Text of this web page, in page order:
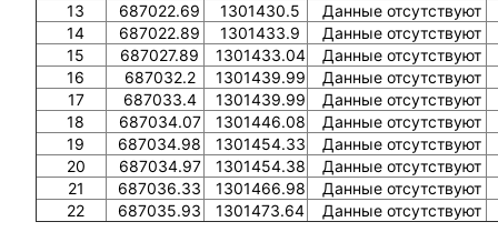
13
687022.69 1301430.5
Данные отсутствуют
14
687022.89 1301433.9
Данные отсутствуют
15
687027.89 1301433.04
Данные отсутствуют
16
687032.2 1301439.99
Данные отсутствуют
17
687033.4 1301439.99
Данные отсутствуют
18
687034.07 1301446.08
Данные отсутствуют
19
687034.98 1301454.33
Данные отсутствуют
20
687034.97 1301454.38
Данные отсутствуют
21
687036.33 1301466.98
Данные отсутствуют
22
687035.93 1301473.64 Данные отсутствуют